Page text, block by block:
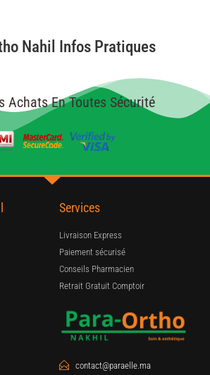
Nahil Infos Pratiques
Achats En Toutes Sécurité
Services
Livraison Express
Paiement sécurisé
Conseils Pharmacien
Retrait Gratuit Comptoir
contact@paraelle.ma